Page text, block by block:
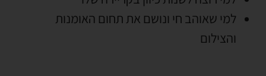
למי שאוהב חי ונושם את תחום האומנות
והצילום